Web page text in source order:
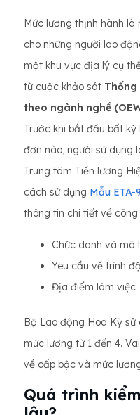
Mức lương thịnh hành
cho những người lao
một khu vực địa lý cụ
từ cuộc khảo sát Thống
theo ngành nghề
Trước khi bắt đầu bất
đơn nào, người sử dụng
Trung tâm Tiền lương
cách sử dụng Mẫu ETA-
thông tin chi tiết về
Chức danh và mô
Yêu cầu về trình
Địa điểm làm việc
Bộ Lao động Hoa Kỳ
mức lương từ 1 đến 4.
về cấp bậc và mức
Quá trình